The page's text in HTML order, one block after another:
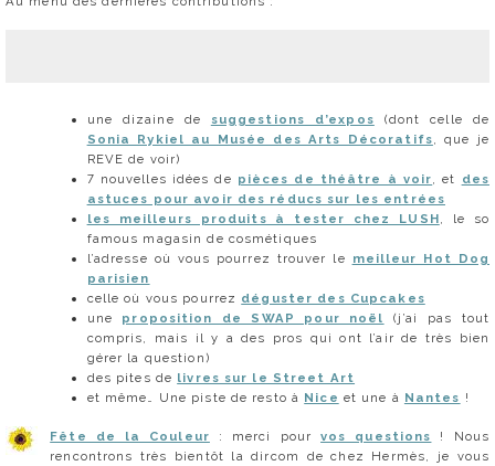
une dizaine de suggestions d’expos (dont celle de
Sonia Rykiel au Musée des Arts Décoratifs , que je
REVE de voir)
7 nouvelles idées de pièces de théâtre à voir , et des
astuces pour avoir des réducs sur les entrées
les meilleurs produits à tester chez LUSH , le so
famous magasin de cosmétiques
l’adresse où vous pourrez trouver le meilleur Hot Dog
parisien
celle où vous pourrez déguster des Cupcakes
une proposition de SWAP pour noël
(j’ai pas tout
compris, mais il y a des pros qui ont l’air de très bien
gérer la question)
des pites de livres sur le Street Art
et même… Une piste de resto à Nice et une à Nantes !
Fête de la Couleur : merci pourvos questions
! Nous
rencontrons très bientôt la dircom de chez Hermès, je vous